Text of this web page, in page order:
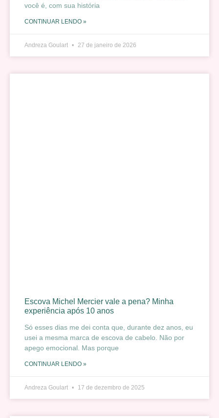
você é, com sua história
CONTINUAR LENDO »
Andreza Goulart 27 de janeiro de 2026
Escova Michel Mercier vale a pena? Minha
experiência após 10 anos
Só esses dias me dei conta que, durante dez anos, eu
usei a mesma marca de escova de cabelo. Não por
apego emocional. Mas porque
CONTINUAR LENDO »
Andreza Goulart 17 de dezembro de 2025